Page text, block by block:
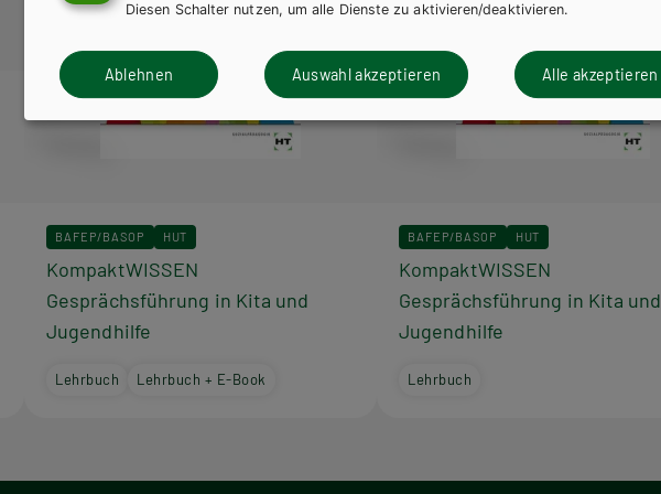
BAFEP/BASOP HUT
KompaktWISSEN
Gesprächsführung in Kita und
Jugendhilfe
Lehrbuch Lehrbuch + E-Book
BAFEP/BASOP HUT
KompaktWISSEN
Gesprächsführung in Kita und
Jugendhilfe
Lehrbuch
Diesen Schalter nutzen, um alle Dienste zu aktivieren/deaktivieren.
Ablehnen Auswahl akzeptieren Alle akzeptieren